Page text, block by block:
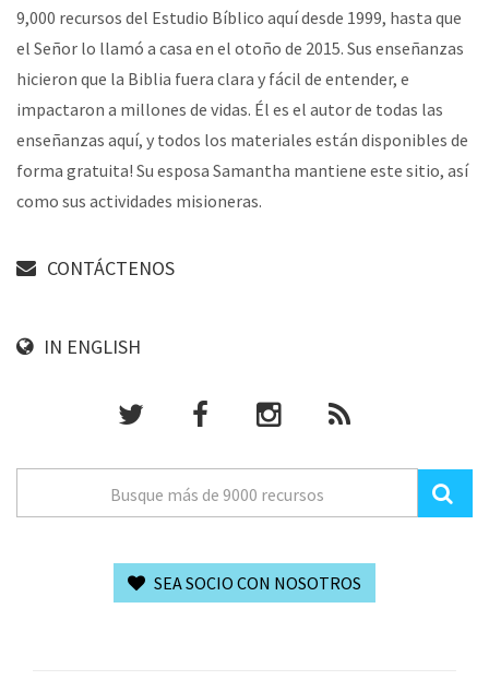
9,000 recursos del Estudio Bíblico aquí desde 1999, hasta que
el Señor lo llamó a casa en el otoño de 2015. Sus enseñanzas
hicieron que la Biblia fuera clara y fácil de entender, e
impactaron a millones de vidas. Él es el autor de todas las
enseñanzas aquí, y todos los materiales están disponibles de
forma gratuita! Su esposa Samantha mantiene este sitio, así
como sus actividades misioneras.
CONTÁCTENOS
IN ENGLISH
SEA SOCIO CON NOSOTROS